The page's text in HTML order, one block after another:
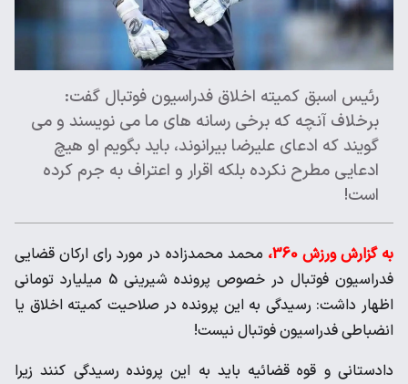
رئیس اسبق کمیته اخلاق فدراسیون فوتبال گفت:
برخلاف آنچه که برخی رسانه های ما می نویسند و می
گویند که ادعای علیرضا بیرانوند، باید بگویم او هیچ
ادعایی مطرح نکرده بلکه اقرار و اعتراف به جرم کرده
است!
به گزارش ورزش 360،
محمد محمدزاده در مورد رای ارکان قضایی
فدراسیون فوتبال در خصوص پرونده شیرینی 5 میلیارد تومانی
اظهار داشت: رسیدگی به این پرونده در صلاحیت کمیته اخلاق یا
انضباطی فدراسیون فوتبال نیست!
دادستانی و قوه قضائیه باید به این پرونده رسیدگی کنند زیرا